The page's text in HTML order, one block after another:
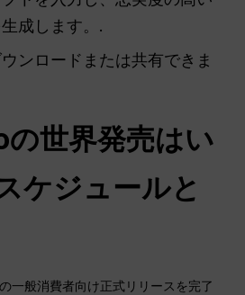
成します。.
ンロードまたは共有できま
世界発売はい
ケジュールと
一般消費者向け正式リリースを完了